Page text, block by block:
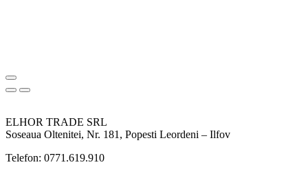
ELHOR TRADE SRL
Soseaua Oltenitei, Nr. 181, Popesti Leordeni – Ilfov
Telefon: 0771.619.910